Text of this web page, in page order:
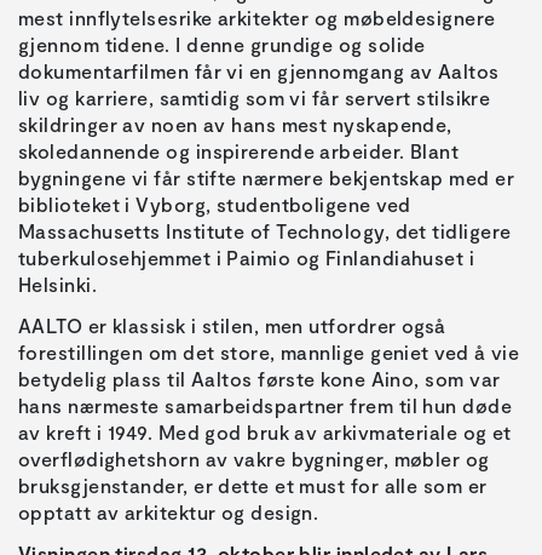
mest innflytelsesrike arkitekter og møbeldesignere
gjennom tidene. I denne grundige og solide
dokumentarfilmen får vi en gjennomgang av Aaltos
liv og karriere, samtidig som vi får servert stilsikre
skildringer av noen av hans mest nyskapende,
skoledannende og inspirerende arbeider. Blant
bygningene vi får stifte nærmere bekjentskap med er
biblioteket i Vyborg, studentboligene ved
Massachusetts Institute of Technology, det tidligere
tuberkulosehjemmet i Paimio og Finlandiahuset i
Helsinki.
AALTO er klassisk i stilen, men utfordrer også
forestillingen om det store, mannlige geniet ved å vie
betydelig plass til Aaltos første kone Aino, som var
hans nærmeste samarbeidspartner frem til hun døde
av kreft i 1949. Med god bruk av arkivmateriale og et
overflødighetshorn av vakre bygninger, møbler og
bruksgjenstander, er dette et must for alle som er
opptatt av arkitektur og design.